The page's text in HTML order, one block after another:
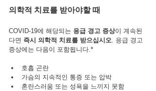
의학적 치료를 받아야할 때
COVID-19에 해당되는 응급 경고 증상이 계속된
다면 즉시 의학적 치료를 받으십시오 . 응급 경고
증상에는 다음이 포함됩니다.*
호흡 곤란
가슴의 지속적인 통증 또는 압박
혼란스러움 또는 성욕을 느끼지 못함